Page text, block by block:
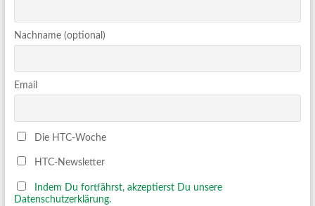
Nachname (optional)
Email
Die HTC-Woche
HTC-Newsletter
Indem Du fortfährst, akzeptierst Du unsere
Datenschutzerklärung.